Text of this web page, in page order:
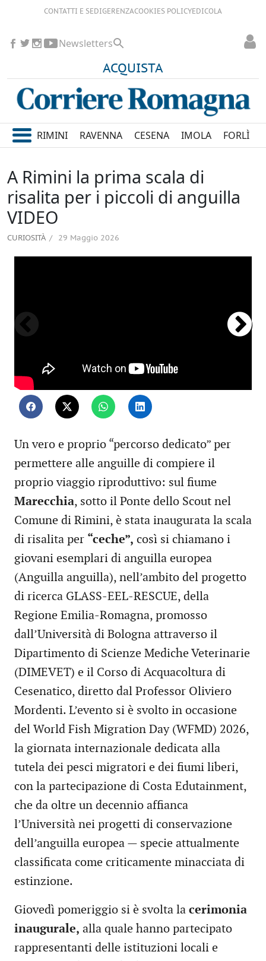
CONTATTI E SEDIGERENZACOOKIES POLICYEDICOLA
ACQUISTA
Newsletters
RIMINI RAVENNA CESENA IMOLA FORLÌ
A Rimini la prima scala di
risalita per i piccoli di anguilla
VIDEO
CURIOSITÀ 29 Maggio 2026
Un vero e proprio “percorso dedicato” per
permettere alle anguille di compiere il
proprio viaggio riproduttivo: sul fiume
Marecchia, sotto il Ponte dello Scout nel
Comune di Rimini, è stata inaugurata la scala
di risalita per “ceche”, così si chiamano i
giovani esemplari di anguilla europea
(Anguilla anguilla), nell’ambito del progetto
di ricerca GLASS-EEL-RESCUE, della
Regione Emilia-Romagna, promosso
dall’Università di Bologna attraverso il
Dipartimento di Scienze Mediche Veterinarie
(DIMEVET) e il Corso di Acquacoltura di
Cesenatico, diretto dal Professor Oliviero
Mordenti. L’evento si è svolto in occasione
del World Fish Migration Day (WFMD) 2026,
la giornata internazionale dedicata alla
tutela dei pesci migratori e dei fiumi liberi,
con la partecipazione di Costa Edutainment,
che da oltre un decennio affianca
l’Università nei progetti di conservazione
dell’anguilla europea — specie attualmente
classificata come criticamente minacciata di
estinzione.
Giovedì pomeriggio si è svolta la cerimonia
inaugurale, alla quale hanno partecipato
rappresentanti delle istituzioni locali e